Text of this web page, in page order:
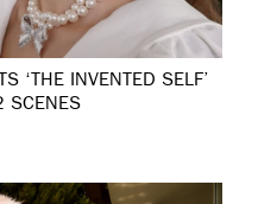
‘THE INVENTED SELF’
SCENES